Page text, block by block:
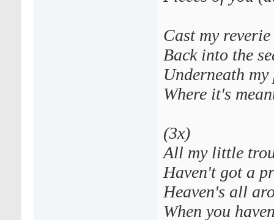
Cast my reverie
Back into the
Underneath
Where it's
(3х)
All my little
Haven't got a
Heaven's all
When you